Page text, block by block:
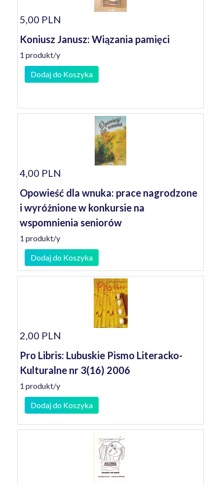
5,00 PLN
Koniusz Janusz: Wiązania pamięci
1 produkt/y
Dodaj do Koszyka
4,00 PLN
Opowieść dla wnuka: prace nagrodzone
i wyróżnione w konkursie na
wspomnienia seniorów
1 produkt/y
Dodaj do Koszyka
2,00 PLN
Pro Libris: Lubuskie Pismo Literacko-
Kulturalne nr 3(16) 2006
1 produkt/y
Dodaj do Koszyka